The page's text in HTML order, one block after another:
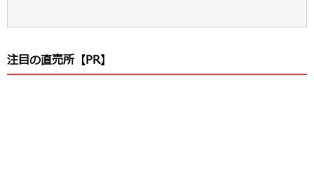
注目の直売所【PR】